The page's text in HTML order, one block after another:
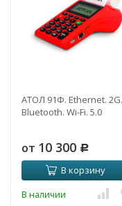
АТОЛ 91Ф. Ethernet. 2G.
Bluetooth. Wi-Fi. 5.0
от 10 300 Р
В корзину
В наличии